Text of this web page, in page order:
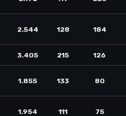
2.544 128 184
3.405 215 126
1.855 133 80
1.954 111 75